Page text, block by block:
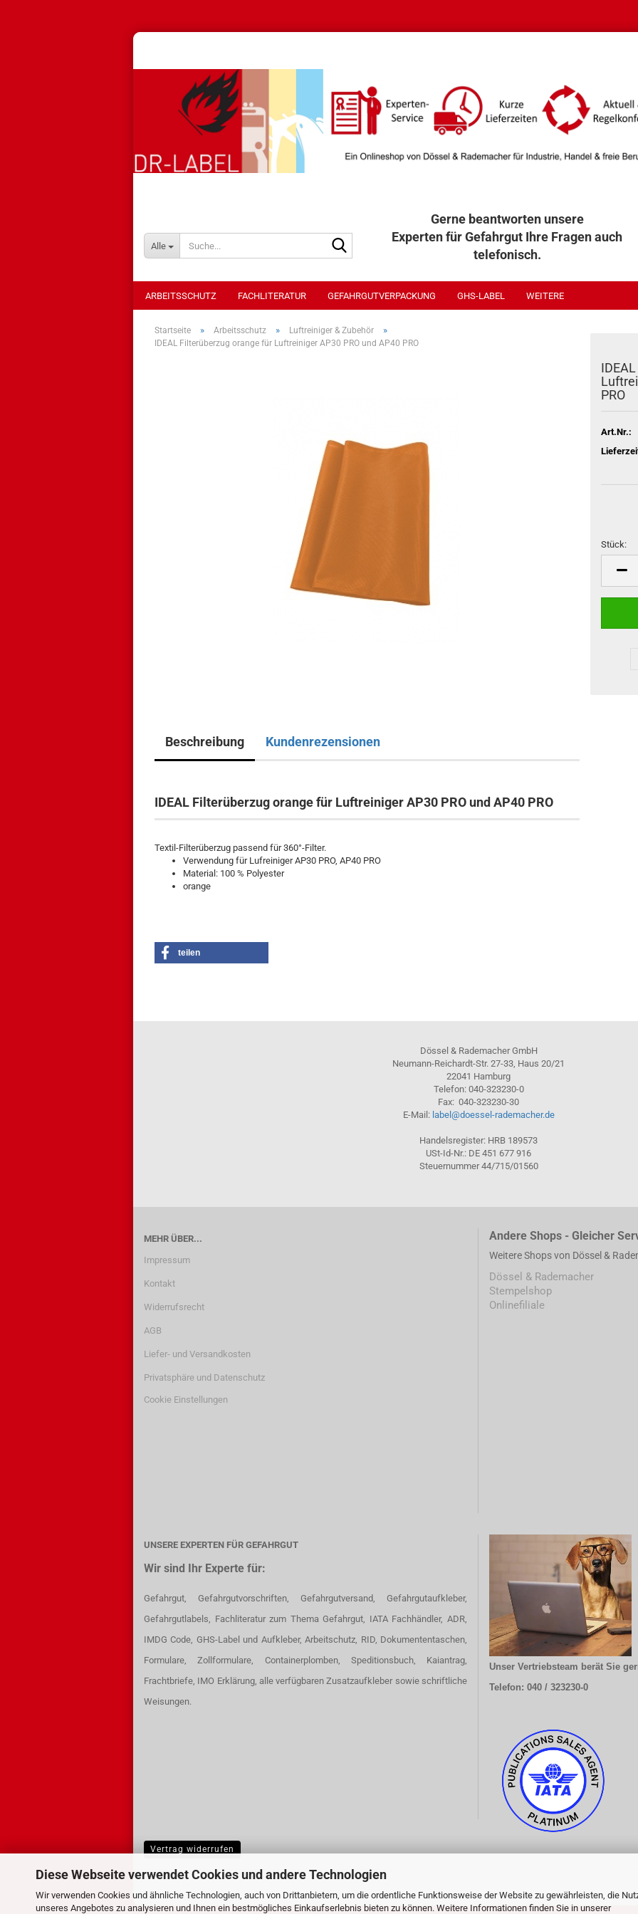
Diese Webseite verwendet Cookies und andere Technologien
Wir verwenden Cookies und ähnliche Technologien, auch von Drittanbietern, um die ordentliche Funktionsweise der Website zu gewährleisten, die
unseres Angebotes zu analysieren und Ihnen ein bestmögliches Einkaufserlebnis bieten zu können. Weitere Informationen finden Sie in unserer
Alle
Gerne beantworten unsere
Experten für Gefahrgut Ihre Fragen auch
telefonisch.
ARBEITSSCHUTZ FACHLITERATUR GEFAHRGUTVERPACKUNG GHS-LABEL WEITERE
Startseite » Arbeitsschutz » Luftreiniger & Zubehör »
IDEAL Filterüberzug orange für Luftreiniger AP30 PRO und AP40 PRO
PRO
Art.Nr.:
Stück:
Stück
Beschreibung Kundenrezensionen
IDEAL Filterüberzug orange für Luftreiniger AP30 PRO und AP40 PRO
Textil-Filterüberzug passend für 360°-Filter.
Verwendung für Lufreiniger AP30 PRO, AP40 PRO
Material: 100 % Polyester
orange
teilen
Dössel & Rademacher GmbH
Neumann-Reichardt-Str. 27-33, Haus 20/21
22041 Hamburg
Telefon: 040-323230-0
Fax: 040-323230-30
E-Mail: label@doessel-rademacher.de
Handelsregister: HRB 189573
USt-Id-Nr.: DE 451 677 916
Steuernummer 44/715/01560
MEHR ÜBER...
Impressum
Kontakt
Widerrufsrecht
AGB
Liefer- und Versandkosten
Privatsphäre und Datenschutz
Cookie Einstellungen
Andere Shops - Gleicher
Weitere Shops von Dössel &
Dössel & Rademacher
Stempelshop
Onlinefiliale
UNSERE EXPERTEN FÜR GEFAHRGUT
Wir sind Ihr Experte für:
Gefahrgut, Gefahrgutvorschriften, Gefahrgutversand, Gefahrgutaufkleber,
Gefahrgutlabels, Fachliteratur zum Thema Gefahrgut, IATA Fachhändler, ADR,
IMDG Code, GHS-Label und Aufkleber, Arbeitschutz, RID, Dokumententaschen,
Formulare, Zollformulare, Containerplomben, Speditionsbuch, Kaiantrag,
Frachtbriefe, IMO Erklärung, alle verfügbaren Zusatzaufkleber sowie schriftliche
Weisungen.
Unser Vertriebsteam berät Sie
Telefon: 040 / 323230-0
Vertrag widerrufen